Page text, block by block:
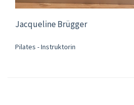
Jacqueline Brügger
Pilates - Instruktorin